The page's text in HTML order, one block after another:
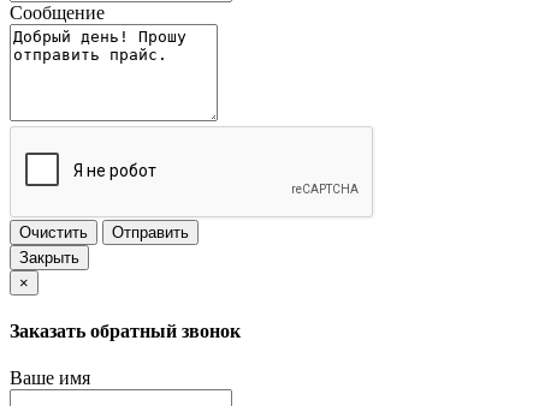
Сообщение
Очистить
Отправить
Закрыть
×
Заказать обратный звонок
Ваше имя